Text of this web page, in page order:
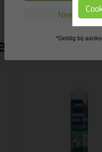
producten
Nee, ik wil
*Geldig bij